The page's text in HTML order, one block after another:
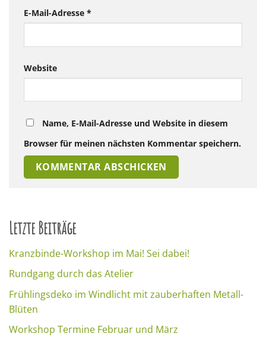
E-Mail-Adresse *
Website
Name, E-Mail-Adresse und Website in diesem
Browser für meinen nächsten Kommentar speichern.
Letzte Beiträge
Kranzbinde-Workshop im Mai! Sei dabei!
Rundgang durch das Atelier
Frühlingsdeko im Windlicht mit zauberhaften Metall-
Blüten
Workshop Termine Februar und März